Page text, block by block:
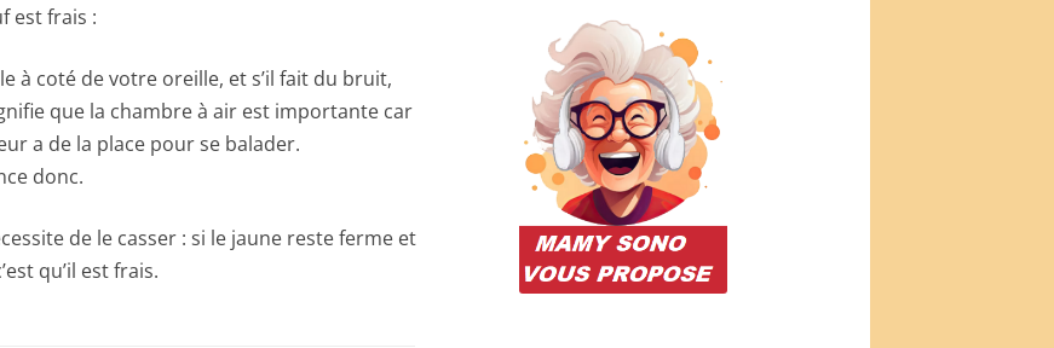
est frais :
à coté de votre oreille, et s’il fait du bruit,
que la chambre à air est importante car
a de la place pour se balader.
donc.
de le casser : si le jaune reste ferme et
qu’il est frais.